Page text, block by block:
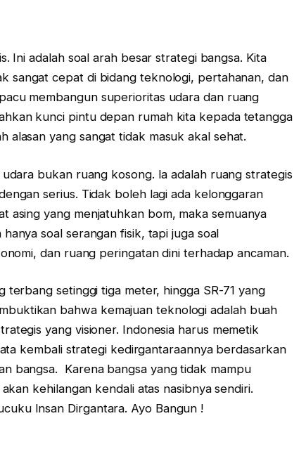
Ini adalah soal arah besar strategi bangsa. Kita
sangat cepat di bidang teknologi, pertahanan, dan
membangun superioritas udara dan ruang
kunci pintu depan rumah kita kepada tetangga
alasan yang sangat tidak masuk akal sehat.
bukan ruang kosong. Ia adalah ruang strategis
serius. Tidak boleh lagi ada kelonggaran
asing yang menjatuhkan bom, maka semuanya
soal serangan fisik, tapi juga soal
dan ruang peringatan dini terhadap ancaman.
terbang setinggi tiga meter, hingga SR-71 yang
bahwa kemajuan teknologi adalah buah
yang visioner. Indonesia harus memetik
kembali strategi kedirgantaraannya berdasarkan
bangsa. Karena bangsa yang tidak mampu
kehilangan kendali atas nasibnya sendiri.
Insan Dirgantara. Ayo Bangun !